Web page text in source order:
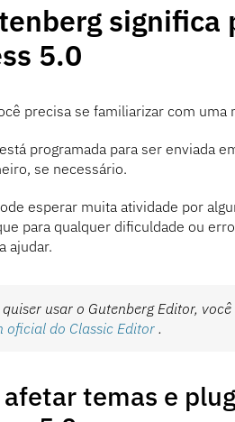
significa
5.0
precisa se familiarizar com uma
programada para ser enviada
se necessário.
esperar muita atividade por
para qualquer dificuldade ou
ajudar.
usar o Gutenberg Editor,
oficial do Classic Editor .
temas e